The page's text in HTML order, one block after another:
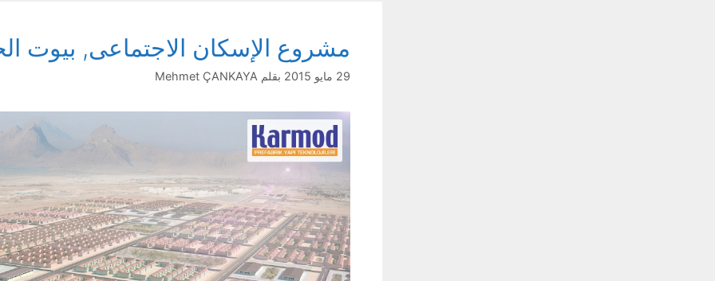
مشروع الإسكان الاجتماعى, بيوت
29 مايو 2015 بقلم Mehmet ÇANKAYA